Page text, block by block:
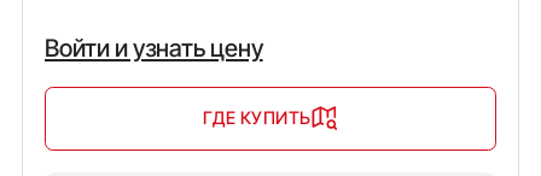
Войти и узнать цену
ГДЕ КУПИТЬ